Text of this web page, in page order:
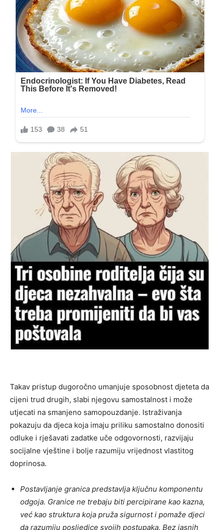
Takav pristup dugoročno umanjuje sposobnost djeteta da
cijeni trud drugih, slabi njegovu samostalnost i može
utjecati na smanjeno samopouzdanje. Istraživanja
pokazuju da djeca koja imaju priliku samostalno donositi
odluke i rješavati zadatke uče odgovornosti, razvijaju
socijalne vještine i bolje razumiju vrijednost vlastitog
doprinosa.
Postavljanje granica predstavlja ključnu komponentu
odgoja. Granice ne trebaju biti percipirane kao kazna,
već kao struktura koja pruža sigurnost i pomaže djeci
da razumiju posljedice svojih postupaka. Bez jasnih